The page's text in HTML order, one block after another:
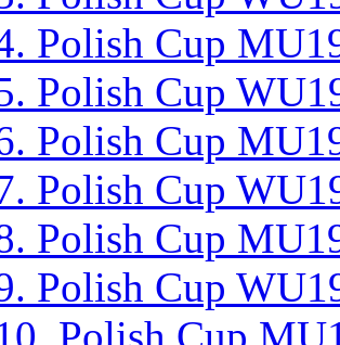
Polish Cup
Polish Cup
Polish Cup
Polish Cup
Polish Cup
Polish Cup
Polish Cup